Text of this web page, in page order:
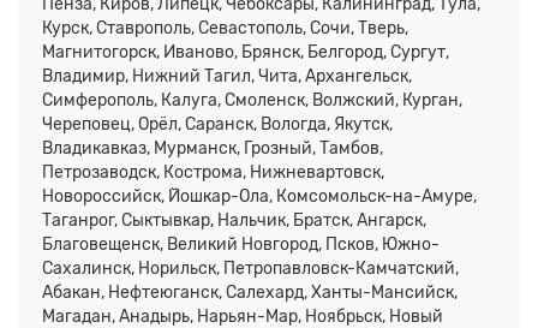
Пенза, Киров, Липецк, Чебоксары, Калининград, Тула,
Курск, Ставрополь, Севастополь, Сочи, Тверь,
Магнитогорск, Иваново, Брянск, Белгород, Сургут,
Владимир, Нижний Тагил, Чита, Архангельск,
Симферополь, Калуга, Смоленск, Волжский, Курган,
Череповец, Орёл, Саранск, Вологда, Якутск,
Владикавказ, Мурманск, Грозный, Тамбов,
Петрозаводск, Кострома, Нижневартовск,
Новороссийск, Йошкар-Ола, Комсомольск-на-Амуре,
Таганрог, Сыктывкар, Нальчик, Братск, Ангарск,
Благовещенск, Великий Новгород, Псков, Южно-
Сахалинск, Норильск, Петропавловск-Камчатский,
Абакан, Нефтеюганск, Салехард, Ханты-Мансийск,
Магадан, Анадырь, Нарьян-Мар, Ноябрьск, Новый